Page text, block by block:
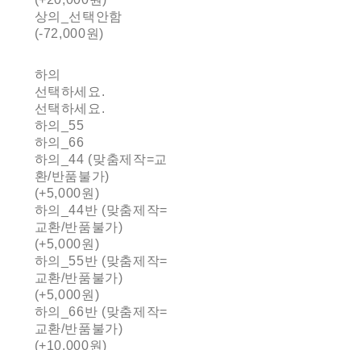
상의_선택안함
(-72,000원)
하의
선택하세요.
선택하세요.
하의_55
하의_66
하의_44 (맞춤제작=교
환/반품불가)
(+5,000원)
하의_44반 (맞춤제작=
교환/반품불가)
(+5,000원)
하의_55반 (맞춤제작=
교환/반품불가)
(+5,000원)
하의_66반 (맞춤제작=
교환/반품불가)
(+10,000원)